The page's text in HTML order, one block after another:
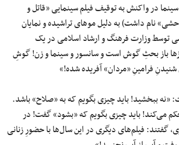
و سینما در واکنش به توقیف فیلم سینمایی «قاتل و
نام داشت) به دلیل موهای تراشیده و نمایان
توسط وزارت فرهنگ و ارشاد اسلامی در یک
باز بحثِ گوش است و سانسور و سینما و زن! گوشِ
شنیدنِ فرامینِ «مردان» آفریده شده!»
«نه ببخشید! باید چیزی بگویم که به «صلاح» باشد.
می‌کند! باید چیزی بگویم که «بشود» گفت! در
گفتند: فیلم‌های دیگری در این سال‌ها با حضورِ زنانی